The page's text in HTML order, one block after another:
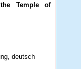
Temple of
deutsch